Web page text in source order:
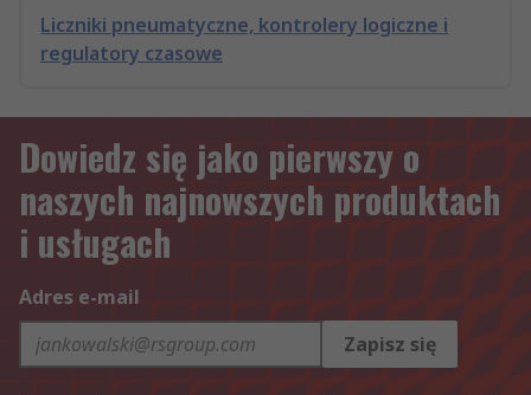
Liczniki pneumatyczne, kontrolery logiczne i
regulatory czasowe
Dowiedz się jako pierwszy o
naszych najnowszych produktach
i usługach
Adres e-mail
Zapisz się